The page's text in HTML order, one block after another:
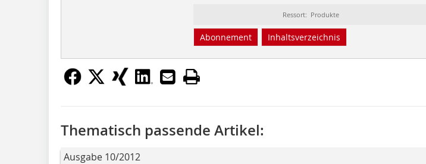
Ressort: Produkte
Abonnement Inhaltsverzeichnis
Thematisch passende Artikel:
Ausgabe 10/2012